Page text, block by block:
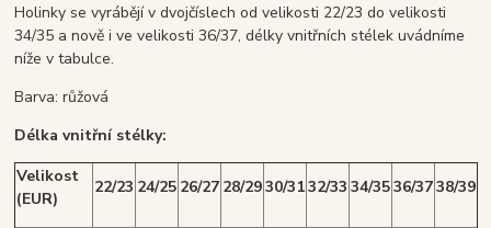
Holinky se vyrábějí v dvojčíslech od velikosti 22/23 do velikosti
34/35 a nově i ve velikosti 36/37, délky vnitřních stélek uvádníme
níže v tabulce.
Barva: růžová
Délka vnitřní stélky:
Velikost
(EUR)
22/23 24/25 26/27 28/2930/3132/33 34/3536/3738/39